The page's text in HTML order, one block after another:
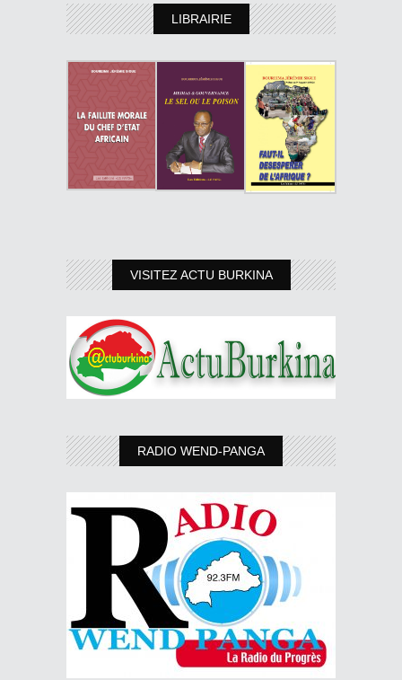
LIBRAIRIE
VISITEZ ACTU BURKINA
RADIO WEND-PANGA